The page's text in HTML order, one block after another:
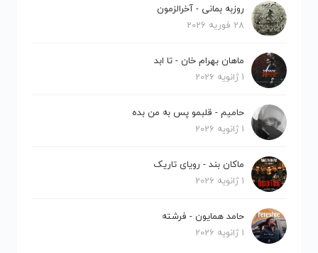
روزبه بمانی - آخرالزمون
28 فوریه 2026
ماهان بهرام خان - تا ابد
1 ژانویه 2026
حامیم - قلبمو پس به من بده
1 ژانویه 2026
ماکان بند - رویای تاریک
1 ژانویه 2026
حامد همایون - فرشته
1 ژانویه 2026